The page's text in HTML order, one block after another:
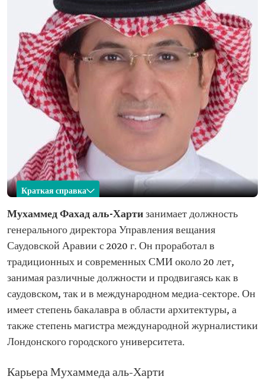
Краткая справка
Мухаммед Фахад аль-Харти
Имя
Мухаммед Фахад аль-Харти Текущая должность
Год назначения
2020
Образование
Степень бакалавра в области архитектуры
Степень магистра в области международной
Предыдущие
Главный редактор журнала Arrajol
Джамиля»
Главный редактор газеты Arab News
значимые
сомнений») на MBC
Мухаммед Фахад аль-Хартизанимает должность
генерального директора Управления вещания
Саудовской Аравии с 2020 г. Он проработал в
традиционных и современных СМИ около 20 лет,
занимая различные должности и продвигаясь как в
саудовском, так и в международном медиа-секторе. Он
имеет степень бакалавра в области архитектуры, а
также степень магистра международной журналистики
Лондонского городского университета.
Карьера Мухаммеда аль-Харти